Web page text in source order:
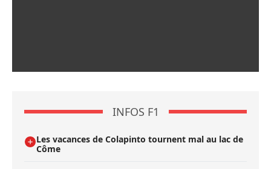
INFOS F1
Les vacances de Colapinto tournent mal au lac de
Côme